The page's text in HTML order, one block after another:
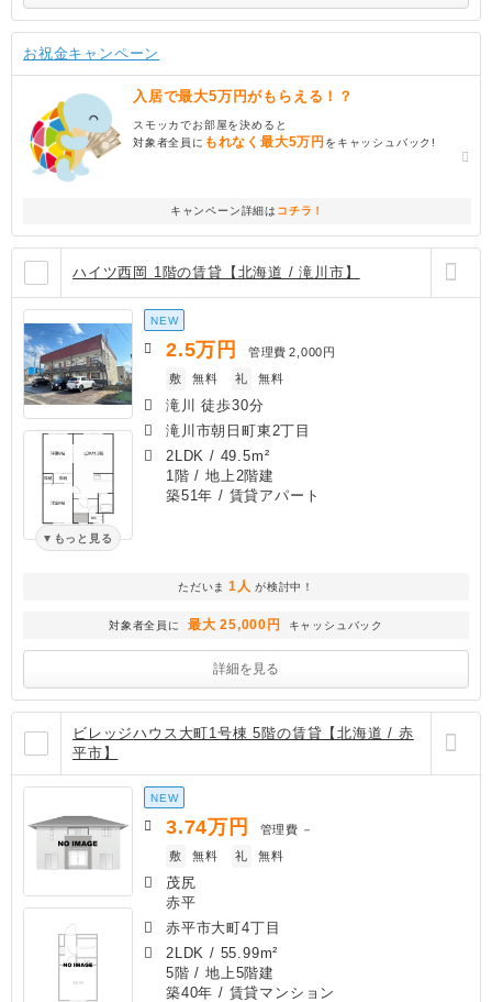
お祝金キャンペーン
入居で最大5万円がもらえる！？
スモッカでお部屋を決めると
対象者全員に もれなく最大5万円 をキャッシュバック!
キャンペーン詳細は コチラ！
ハイツ西岡 1階の賃貸【北海道 / 滝川市】
もっと見る
NEW
2.5万円 管理費 2,000円
敷
無料 礼 無料
滝川 徒歩30分
滝川市朝日町東2丁目
2LDK / 49.5m²
1階 / 地上2階建
築51年 / 賃貸アパート
ただいま 1人 が検討中！
対象者全員に 最大 25,000円 キャッシュバック
詳細を見る
ビレッジハウス大町1号棟 5階の賃貸【北海道 / 赤
平市】
NEW
3.74万円 管理費 －
敷
無料 礼 無料
茂尻
赤平
赤平市大町4丁目
2LDK / 55.99m²
5階 / 地上5階建
築40年 / 賃貸マンション